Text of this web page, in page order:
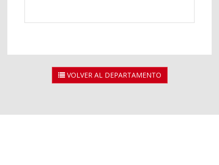
VOLVER AL DEPARTAMENTO